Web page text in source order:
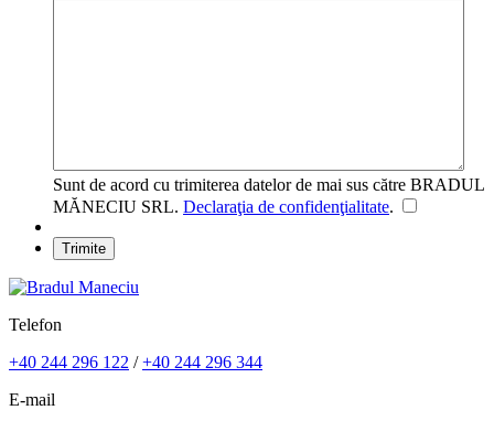
Sunt de acord cu trimiterea datelor de mai sus către BRADUL
MĂNECIU SRL. Declaraţia de confidenţialitate.
Telefon
+40 244 296 122 /+40 244 296 344
E-mail